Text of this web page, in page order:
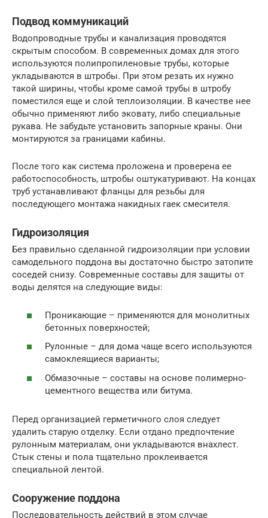
Подвод коммуникаций
Водопроводные трубы и канализация проводятся
скрытым способом. В современных домах для этого
используются полипропиленовые трубы, которые
укладываются в штробы. При этом резать их нужно
такой ширины, чтобы кроме самой трубы в штробу
поместился еще и слой теплоизоляции. В качестве нее
обычно применяют либо эковату, либо специальные
рукава. Не забудьте установить запорные краны. Они
монтируются за границами кабины.
После того как система проложена и проверена ее
работоспособность, штробы оштукатуривают. На концах
труб устанавливают фланцы для резьбы для
последующего монтажа накидных гаек смесителя.
Гидроизоляция
Без правильно сделанной гидроизоляции при условии
самодельного поддона вы достаточно быстро затопите
соседей снизу. Современные составы для защиты от
воды делятся на следующие виды:
Проникающие – применяются для монолитных
бетонных поверхностей;
Рулонные – для дома чаще всего используются
самоклеящиеся варианты;
Обмазочные – составы на основе полимерно-
цементного вещества или битума.
Перед организацией герметичного слоя следует
удалить старую отделку. Если отдано предпочтение
рулонным материалам, они укладываются внахлест.
Стык стены и пола тщательно проклеивается
специальной лентой.
Сооружение поддона
Последовательность действий в этом случае